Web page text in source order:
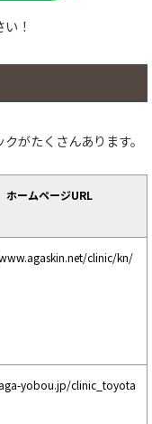
！
がたくさんあります。
ホームページURL
clinic/kn/
yobou.jp/clinic_toyota